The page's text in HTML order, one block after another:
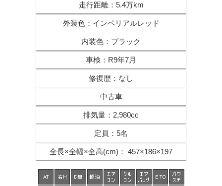
走行距離： 5.4万km
外装色： インペリアルレッド
内装色 ： ブラック
車検 ： R9年7月
修復歴 ： なし
中古車
排気量 ： 2,980cc
定員 ： 5名
全長×全幅×全高(cm) ： 457×186×197